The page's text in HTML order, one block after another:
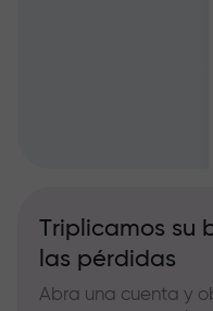
Triplicamos su
las pérdidas
Abra una cuenta y